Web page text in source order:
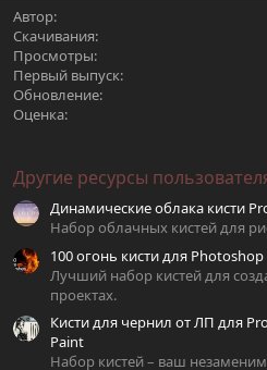
Автор
Скачивания
Просмотры
Первый выпуск
Обновление
Оценка
Другие ресурсы
Динамические облака кисти
Набор облачных кистей для
100 огонь кисти для Photoshop
Лучший набор кистей для
проектах.
Кисти для чернил от ЛП для
Paint
Набор кистей – ваш